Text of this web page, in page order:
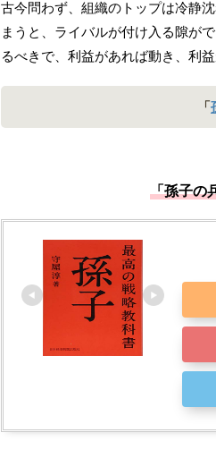
古今問わず、組織のトップは冷静
まうと、ライバルが付け入る隙が
るべきで、利益があれば動き、利
「
「孫子の